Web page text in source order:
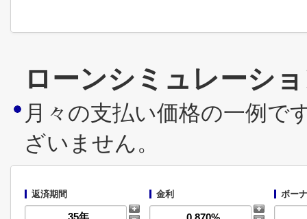
ローンシミュレーシ
月々の支払い価格の一例で
ざいません。
返済期間 金利 ボー